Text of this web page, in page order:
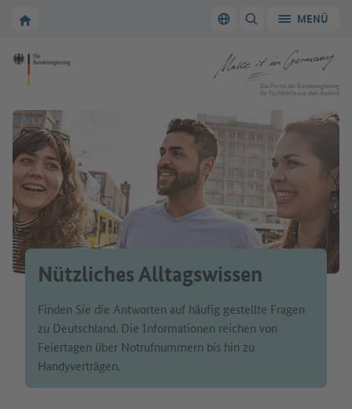
Zur Startseite von Make it in Germany Sprache wechseln
SUCHE ANZEIGEN/
MENÜ
Zur Startseite von Make it in GermanyDas Portal der Bundesregierung
für Fachkräfte aus dem Ausland
Nützliches Alltagswissen
Finden Sie die Antworten auf häufig gestellte Fragen
zu Deutschland. Die Informationen reichen von
Feiertagen über Notrufnummern bis hin zu
Handyverträgen.